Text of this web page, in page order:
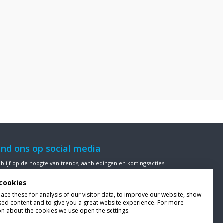
ons op social media
blijf op de hoogte van trends, aanbiedingen en kortingsacties.
klanten beoordelenVan Bellen Wind & Snowgemiddeld met
9,4 op basis van455beoordelingen.
these for analysis of our visitor data, to improve our website, show
content and to give you a great website experience. For more
about the cookies we use open the settings.